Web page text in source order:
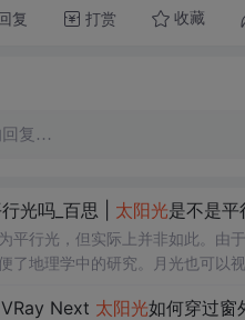
复 打赏 收藏
回复…
光吗_百思 | 太阳光是不是平
平行光，但实际上并非如此。由
了地理学中的研究。月光也可以
Next 太阳光如何穿过窗